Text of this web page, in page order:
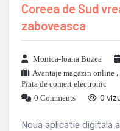
Coreea de Sud
zaboveasca
Monica-Ioana Buzea
Avantaje magazin online ,
Piata de comert electronic
0 Comments
0
Noua aplicatie digitala